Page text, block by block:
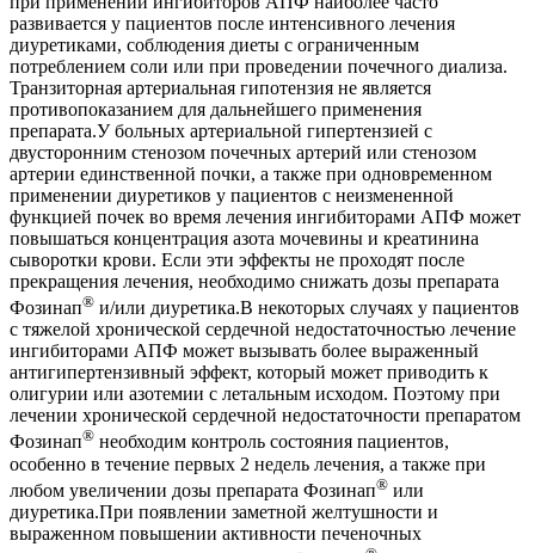
развивается у пациентов после интенсивного лечения
диуретиками, соблюдения диеты с ограниченным
потреблением соли или при проведении почечного диализа.
Транзиторная артериальная гипотензия не является
противопоказанием для дальнейшего применения
препарата.У больных артериальной гипертензией с
двусторонним стенозом почечных артерий или стенозом
артерии единственной почки, а также при одновременном
применении диуретиков у пациентов с неизмененной
функцией почек во время лечения ингибиторами АПФ может
повышаться концентрация азота мочевины и креатинина
сыворотки крови. Если эти эффекты не проходят после
прекращения лечения, необходимо снижать дозы препарата
Фозинап® и/или диуретика.В некоторых случаях у пациентов
с тяжелой хронической сердечной недостаточностью лечение
ингибиторами АПФ может вызывать более выраженный
антигипертензивный эффект, который может приводить к
олигурии или азотемии с летальным исходом. Поэтому при
лечении хронической сердечной недостаточности препаратом
Фозинап® необходим контроль состояния пациентов,
особенно в течение первых 2 недель лечения, а также при
любом увеличении дозы препарата Фозинап® или
диуретика.При появлении заметной желтушности и
выраженном повышении активности печеночных